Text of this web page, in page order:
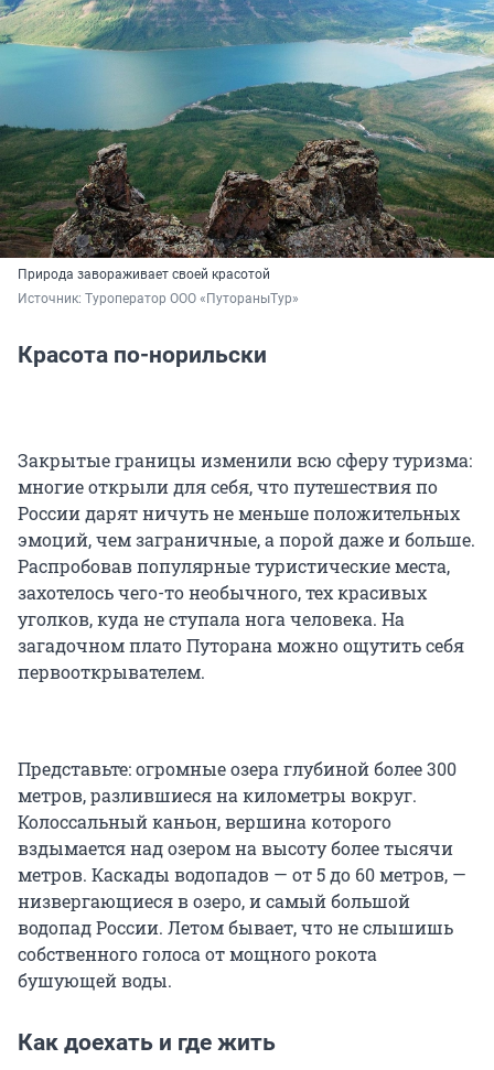
Природа завораживает своей красотой
Источник: Туроператор ООО «ПутораныТур»
Красота по-норильски
Закрытые границы изменили всю сферу туризма:
многие открыли для себя, что путешествия по
России дарят ничуть не меньше положительных
эмоций, чем заграничные, а порой даже и больше.
Распробовав популярные туристические места,
захотелось чего-то необычного, тех красивых
уголков, куда не ступала нога человека. На
загадочном плато Путорана можно ощутить себя
первооткрывателем.
Представьте: огромные озера глубиной более 300
метров, разлившиеся на километры вокруг.
Колоссальный каньон, вершина которого
вздымается над озером на высоту более тысячи
метров. Каскады водопадов — от 5 до 60 метров, —
низвергающиеся в озеро, и самый большой
водопад России. Летом бывает, что не слышишь
собственного голоса от мощного рокота
бушующей воды.
Как доехать и где жить